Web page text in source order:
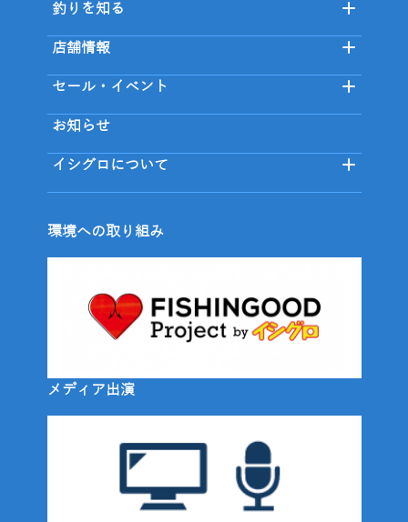
釣りを知る
店舗情報
セール・イベント
お知らせ
イシグロについて
環境への取り組み
メディア出演